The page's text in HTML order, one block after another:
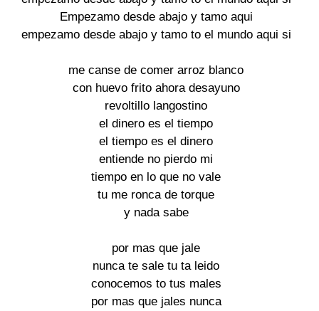
Empezamo desde abajo y tamo aqui
empezamo desde abajo y tamo to el mundo aqui si
me canse de comer arroz blanco
con huevo frito ahora desayuno
revoltillo langostino
el dinero es el tiempo
el tiempo es el dinero
entiende no pierdo mi
tiempo en lo que no vale
tu me ronca de torque
y nada sabe
por mas que jale
nunca te sale tu ta leido
conocemos to tus males
por mas que jales nunca